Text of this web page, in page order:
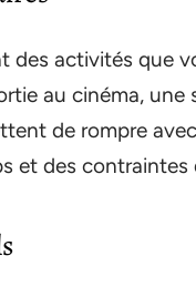
des activités que
au cinéma,
de rompre
et des contraintes